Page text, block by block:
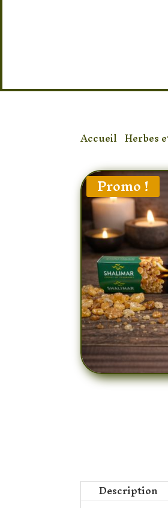
Accueil /Herbes
Promo !
Description